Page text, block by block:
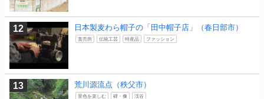
日本製麦わら帽子の「田中帽子店」（春日部市）
直売所 伝統工芸 特産品 ファッション
荒川源流点（秩父市）
景色を楽しむ 碑・像 渓谷